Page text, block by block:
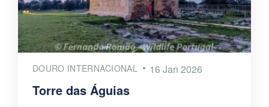
DOURO INTERNACIONAL 16 Jan 2026
Torre das Águias